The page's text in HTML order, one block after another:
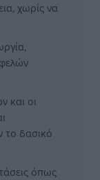
χωρίς να
και οι
το δασικό
όπως